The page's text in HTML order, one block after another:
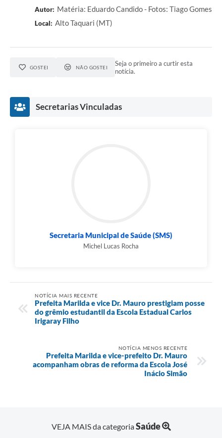
Autor: Matéria: Eduardo Candido - Fotos: Tiago Gomes
Local: Alto Taquari (MT)
GOSTEI NÃO GOSTEI
Seja o primeiro a curtir esta
notícia.
Secretarias Vinculadas
Secretaria Municipal de Saúde (SMS)
Michel Lucas Rocha
NOTÍCIA MAIS RECENTE
Prefeita Marilda e vice Dr. Mauro prestigiam posse
do grêmio estudantil da Escola Estadual Carlos
Irigaray Filho
NOTÍCIA MENOS RECENTE
Prefeita Marilda e vice-prefeito Dr. Mauro
acompanham obras de reforma da Escola José
Inácio Simão
VEJA MAIS da categoriaSaúde